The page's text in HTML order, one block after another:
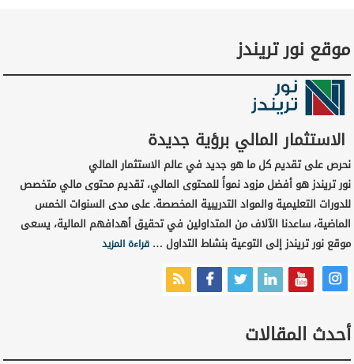
موقع نور تريندز
الاستثمار المالي برؤية جديدة
نحرص على تقديم كل ما هو جديد في عالم الاستثمار المالي
نور تريندز هو أفضل مزود نمواً للمحتوى المالي، تقديم محتوى مالي متخصص
للدورات التعليمية والمواد التدريبية المخصصة. على مدى السنوات الخمس
الماضية، ساعدنا الآلاف من المتداولين في تحقيق أهدافهم المالية، يسعى
موقع نور تريندز إلى التوعية بنشاط التداول …قراءة المزيد
أحدث المقالات